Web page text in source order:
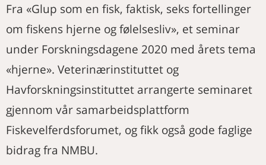
Hvordan påvirkes Listeria
monocytogenes av stressfaktorer
i mat og miljø?
YRKE OG ORGANISASJON
Døyr fe, døyr frendar
LederSkapet – 6 – med verktøy
for egen utvikling, selvledelse og
ledelse av andre
Undgå at konflikter på
arbejdspladsen eskalerer
P
Nytt fra hestepraktiserende
veterinærers forening
Start with why
NAVN
Merkedager i november
Merkedager i desember
Nye medlemmer
Minneord om Carl Fredrik Ihler
Minneord om Tone Heggen
Eriksen
KURS OG MØTER
Aktivitetskalender
Fra «Glup som en fisk, faktisk, seks fortellinger
om fiskens hjerne og følelsesliv», et seminar
under Forskningsdagene 2020 med årets tema
«hjerne». Veterinærinstituttet og
Havforskningsinstituttet arrangerte seminaret
gjennom vår samarbeidsplattform
Fiskevelferdsforumet, og fikk også gode faglige
bidrag fra NMBU.